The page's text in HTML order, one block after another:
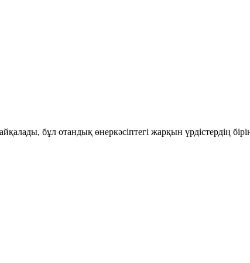
бұл отандық өнеркәсіптегі жарқын үрдістердің